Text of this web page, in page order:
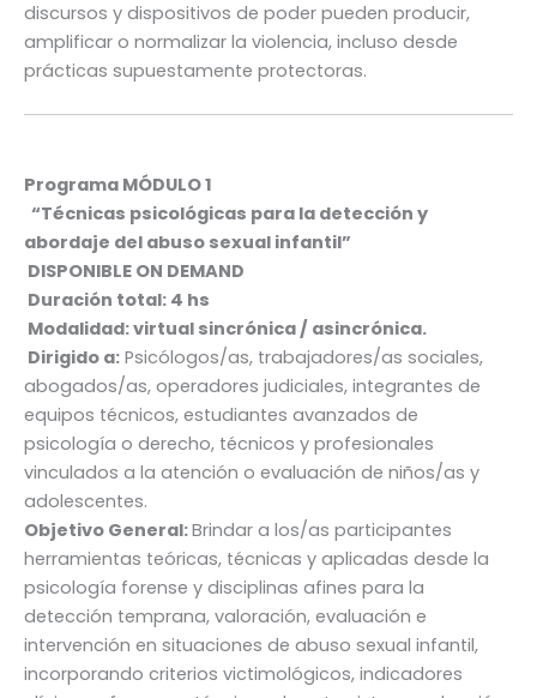
discursos y dispositivos de poder pueden producir,
amplificar o normalizar la violencia, incluso desde
prácticas supuestamente protectoras.
Programa MÓDULO 1
“Técnicas psicológicas para la detección y
abordaje del abuso sexual infantil”
DISPONIBLE ON DEMAND
Duración total: 4 hs
Modalidad: virtual sincrónica / asincrónica.
Dirigido a: Psicólogos/as, trabajadores/as sociales,
abogados/as, operadores judiciales, integrantes de
equipos técnicos, estudiantes avanzados de
psicología o derecho, técnicos y profesionales
vinculados a la atención o evaluación de niños/as y
adolescentes.
Objetivo General:Brindar a los/as participantes
herramientas teóricas, técnicas y aplicadas desde la
psicología forense y disciplinas afines para la
detección temprana, valoración, evaluación e
intervención en situaciones de abuso sexual infantil,
incorporando criterios victimológicos, indicadores